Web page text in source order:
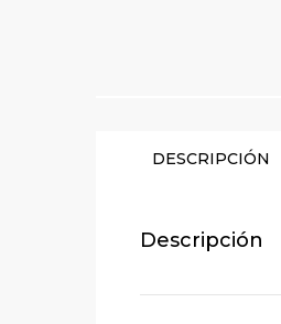
DESCRIPCIÓN
Descripción